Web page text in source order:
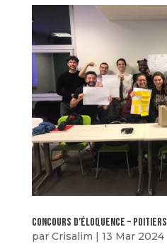
concours d’éloquence – poitiers
par Crisalim | 13 Mar 2024